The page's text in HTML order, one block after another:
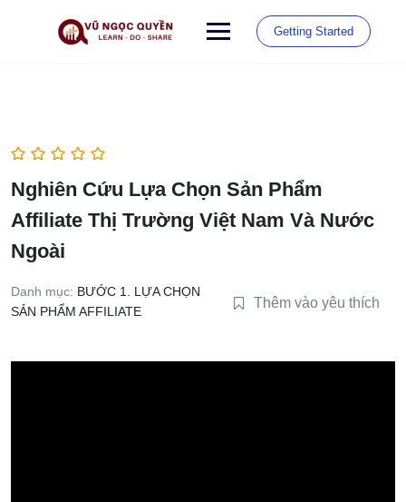
Getting Started
Nghiên Cứu Lựa Chọn Sản Phẩm
Affiliate Thị Trường Việt Nam Và Nước
Ngoài
Danh mục: BƯỚC 1. LỰA CHỌN
SẢN PHẨM AFFILIATE
Thêm vào yêu thích